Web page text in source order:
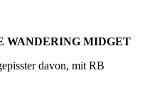
WANDERING MIDGET
davon, mit RB